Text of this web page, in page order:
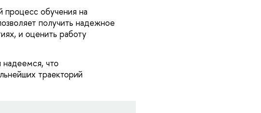
процесс обучения на
получить надежное
и оценить работу
надеемся, что
траекторий